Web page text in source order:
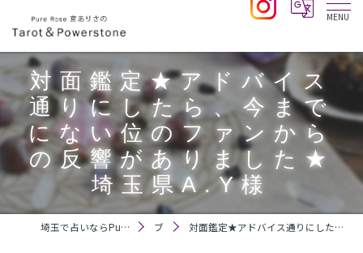
対面鑑定★アドバイス
通りにしたら、今まで
にない位のファンから
の反響がありました★
埼玉県A.Y様
埼玉で占いならPure Rose 宮ありさのTarot＆Powerstone ブログ 対面鑑定★アドバイス通りにしたら、今までにない位のファンからの反響がありました★埼玉県A.Y様